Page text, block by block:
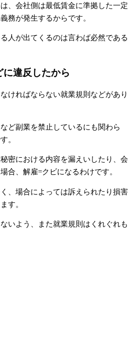
、会社側は最低賃金に準拠した一定
務が発生するからです。
人が出てくるのは言わば必然である
違反したから
ければならない就業規則などがあり
ど副業を禁止しているにも関わら
。
密における内容を漏えいしたり、会
合、解雇=クビになるわけです。
、場合によっては訴えられたり損害
す。
いよう、また就業規則はくれぐれも